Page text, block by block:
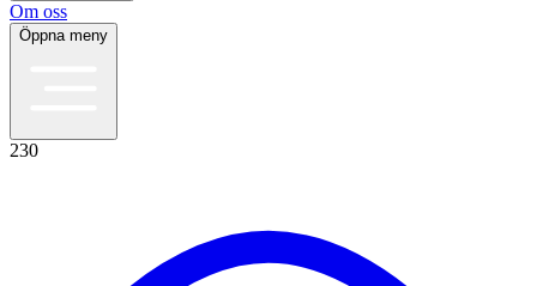
Om oss
Öppna meny
230